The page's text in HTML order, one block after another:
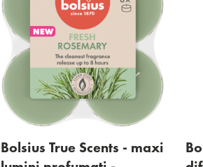
Bolsius True Scents - maxi